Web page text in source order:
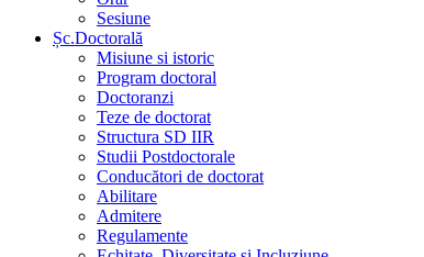
Sesiune
Șc.Doctorală
Misiune si istoric
Program doctoral
Doctoranzi
Teze de doctorat
Structura SD IIR
Studii Postdoctorale
Conducători de doctorat
Abilitare
Admitere
Regulamente